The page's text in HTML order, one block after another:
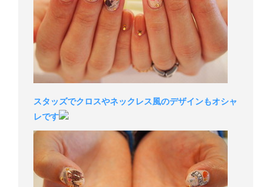
スタッズでクロスやネックレス風のデザインもオシャ
レです